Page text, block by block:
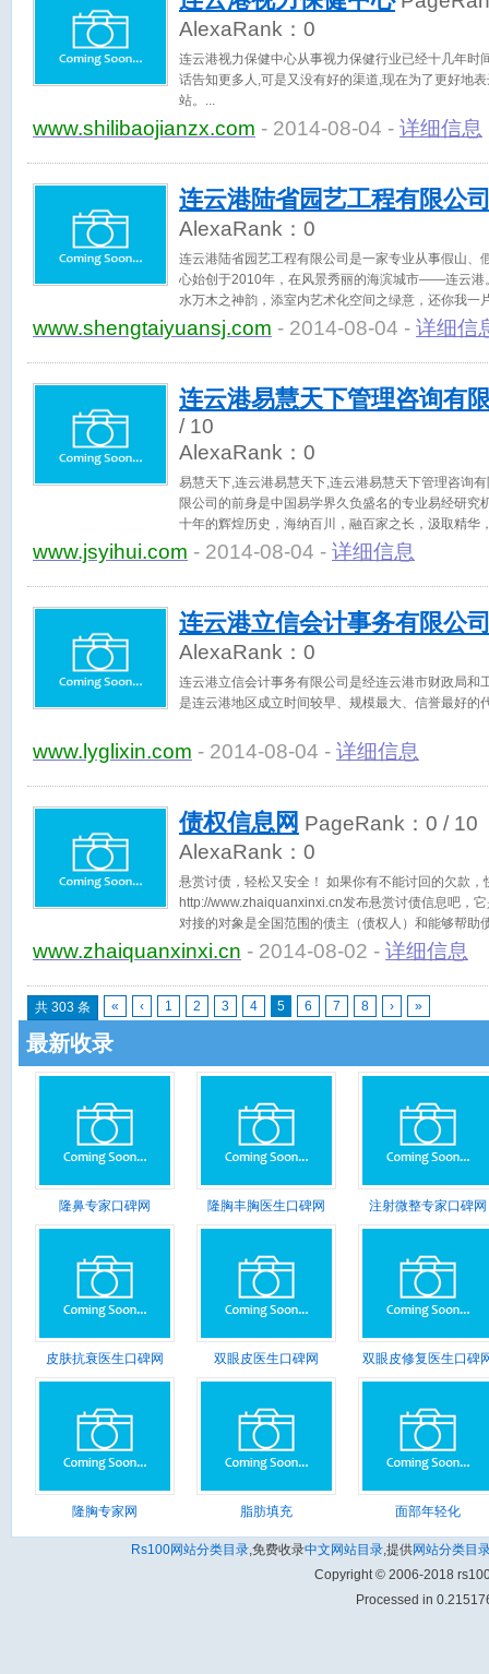
AlexaRank： 0
连云港视力保健中心从事视力保健行业已经十几年时
话告知更多人,可是又没有好的渠道,现在为了更好地
站。
www.shilibaojianzx.com - 2014-08-04 - 详细信息
连云港陆省园艺工程有限公
AlexaRank： 0
连云港陆省园艺工程有限公司是一家专业从事假山、
心始创于2010年，在风景秀丽的海滨城市——连云港
水万木之神韵，添室内艺术化空间之绿意，还你我一
关注焦点，科学化、人性化的室内植物布景设计，专
生活增添情趣
www.shengtaiyuansj.com - 2014-08-04 - 详细信
连云港易慧天下管理咨询有
/ 10
AlexaRank： 0
易慧天下,连云港易慧天下,连云港易慧天下管理咨询
限公司的前身是中国易学界久负盛名的专业易经研
十年的辉煌历史，海纳百川，融百家之长，汲取精华
水，奇门、起名之大成，成果卓著，足迹遍布国内外
www.jsyihui.com - 2014-08-04 - 详细信息
连云港立信会计事务有限公
AlexaRank： 0
连云港立信会计事务有限公司是经连云港市财政局和
是连云港地区成立时间较早、规模最大、信誉最好的
www.lyglixin.com - 2014-08-04 - 详细信息
债权信息网 PageRank： 0 / 10
AlexaRank： 0
悬赏讨债，轻松又安全！ 如果你有不能讨回的欠款，
http://www.zhaiquanxinxi.cn发布悬赏讨债信息吧，
对接的对象是全国范围的债主（债权人）和能够帮助
群。就没有不能讨回的债务。真诚结交全国各种渠道
www.zhaiquanxinxi.cn - 2014-08-02 - 详细信息
共 303 条 « ‹ 1 2 3 4 5 6 7 8 › »
最新收录
隆鼻专家口碑网 隆胸丰胸医生口碑网 注射微整专家口碑网
皮肤抗衰医生口碑网 双眼皮医生口碑网 双眼皮修复医生口碑
隆胸专家网 脂肪填充 面部年轻化
Rs100网站分类目录,免费收录中文网站目录,提供网站分类目
Copyright © 2006-2018
Processed in